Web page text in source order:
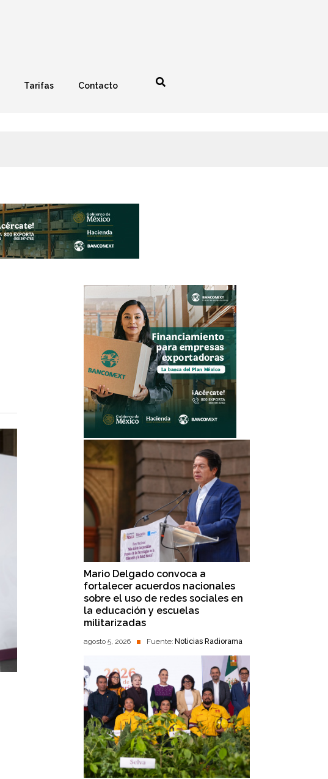
Tarifas Contacto
Mario Delgado convoca a
fortalecer acuerdos nacionales
sobre el uso de redes sociales en
la educación y escuelas
militarizadas
agosto 5, 2026 Fuente: Noticias Radiorama